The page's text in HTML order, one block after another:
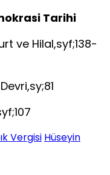
Tarihi
ve Hilal,syf;138-
Vergisi Hüseyin